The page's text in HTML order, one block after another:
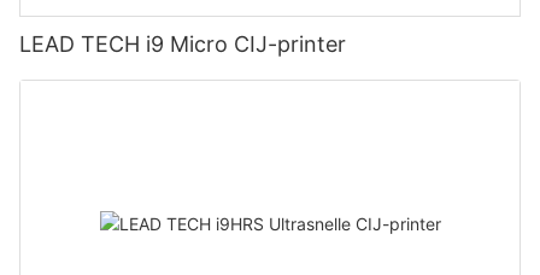
LEAD TECH i9 Micro CIJ-printer